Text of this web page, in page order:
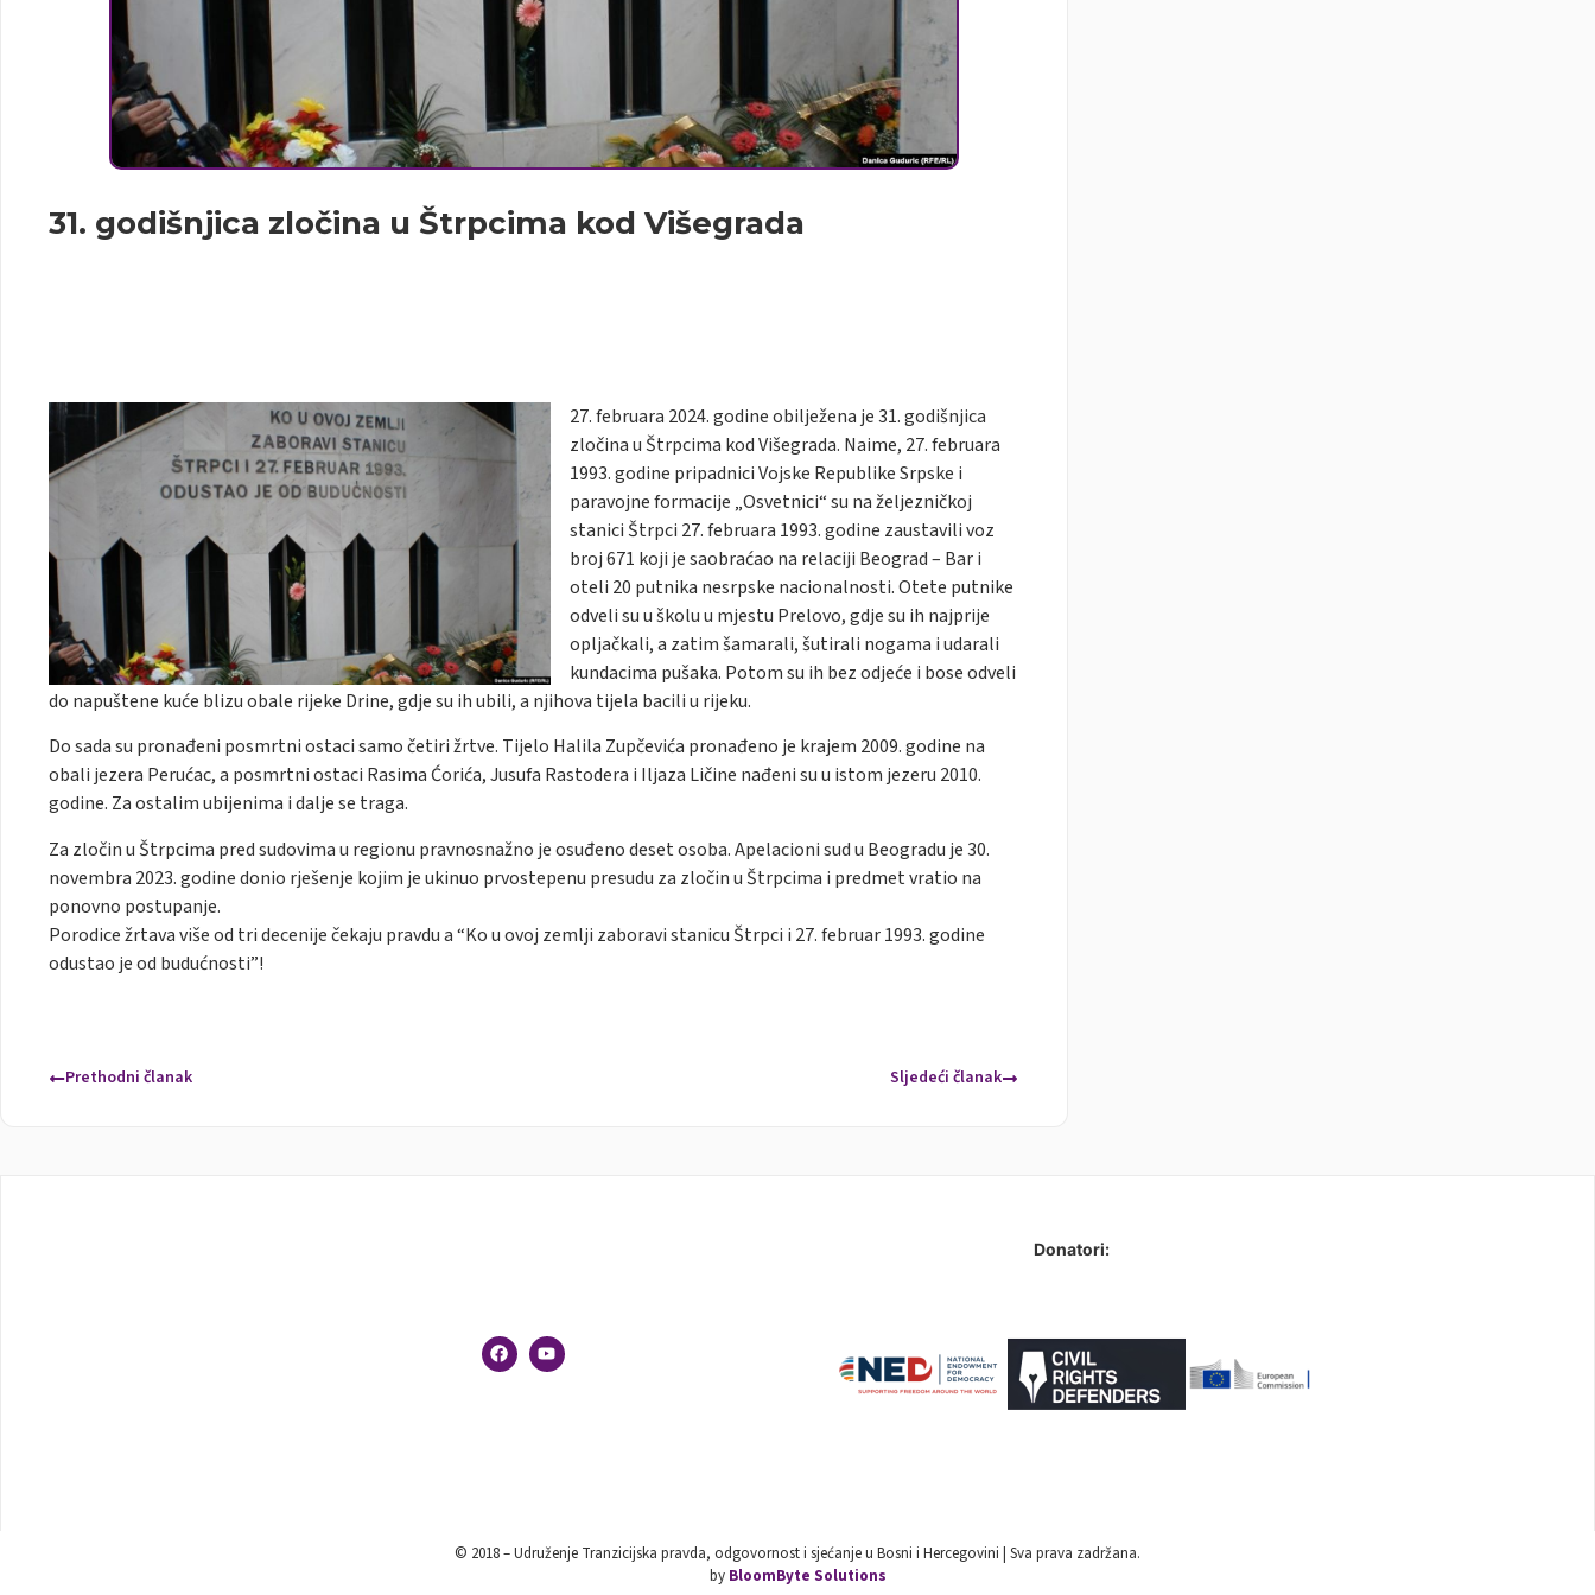
31. godišnjica zločina u Štrpcima kod Višegrada
27. februara 2024. godine obilježena je 31. godišnjica
zločina u Štrpcima kod Višegrada. Naime, 27. februara
1993. godine pripadnici Vojske Republike Srpske i
paravojne formacije „Osvetnici“ su na željezničkoj
stanici Štrpci 27. februara 1993. godine zaustavili voz
broj 671 koji je saobraćao na relaciji Beograd – Bar i
oteli 20 putnika nesrpske nacionalnosti. Otete putnike
odveli su u školu u mjestu Prelovo, gdje su ih najprije
opljačkali, a zatim šamarali, šutirali nogama i udarali
kundacima pušaka. Potom su ih bez odjeće i bose odveli
do napuštene kuće blizu obale rijeke Drine, gdje su ih ubili, a njihova tijela bacili u rijeku.
Do sada su pronađeni posmrtni ostaci samo četiri žrtve. Tijelo Halila Zupčevića pronađeno je krajem 2009. godine na
obali jezera Perućac, a posmrtni ostaci Rasima Ćorića, Jusufa Rastodera i Iljaza Ličine nađeni su u istom jezeru 2010.
godine. Za ostalim ubijenima i dalje se traga.
Za zločin u Štrpcima pred sudovima u regionu pravnosnažno je osuđeno deset osoba. Apelacioni sud u Beogradu je 30.
novembra 2023. godine donio rješenje kojim je ukinuo prvostepenu presudu za zločin u Štrpcima i predmet vratio na
ponovno postupanje.
Porodice žrtava više od tri decenije čekaju pravdu a “Ko u ovoj zemlji zaboravi stanicu Štrpci i 27. februar 1993. godine
odustao je od budućnosti”!
Prethodni članak Sljedeći članak
Donatori:
© 2018 – Udruženje Tranzicijska pravda, odgovornost i sjećanje u Bosni i Hercegovini | Sva prava zadržana.
by BloomByte Solutions